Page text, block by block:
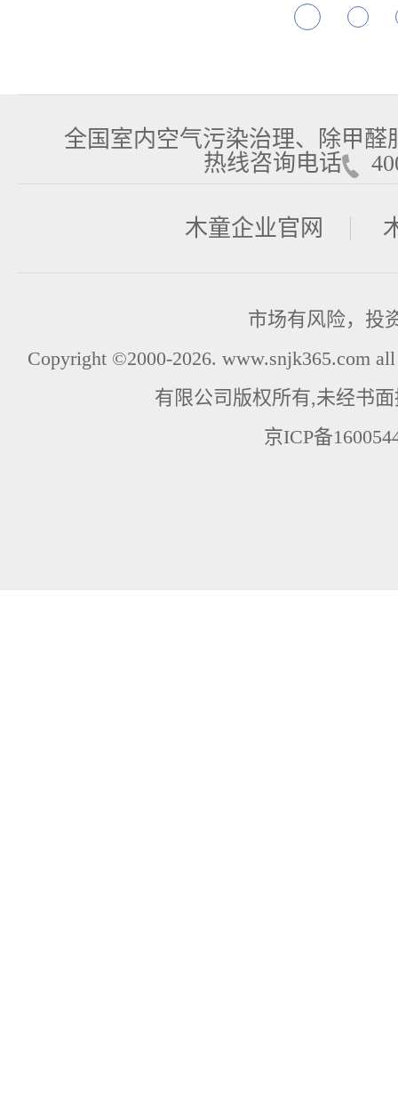
全国室内空气污染治理、除甲
热线咨询电话
木童企业官网
市场有风险，投
Copyright ©2000-2026. www.snjk365.com
有限公司版权所有,未经书
京ICP备